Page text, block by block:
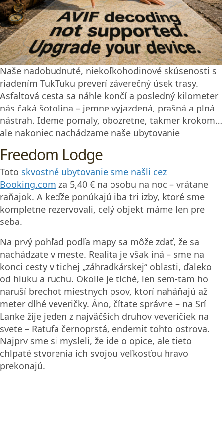
meter dlhé veveričky. Áno, čítate správne – na Srí
Lanke žije jeden z najväčších druhov veveričiek na
svete – Ratufa černoprstá, endemit tohto ostrova.
Najprv sme si mysleli, že ide o opice, ale tieto
chlpaté stvorenia ich svojou veľkosťou hravo
prekonajú.